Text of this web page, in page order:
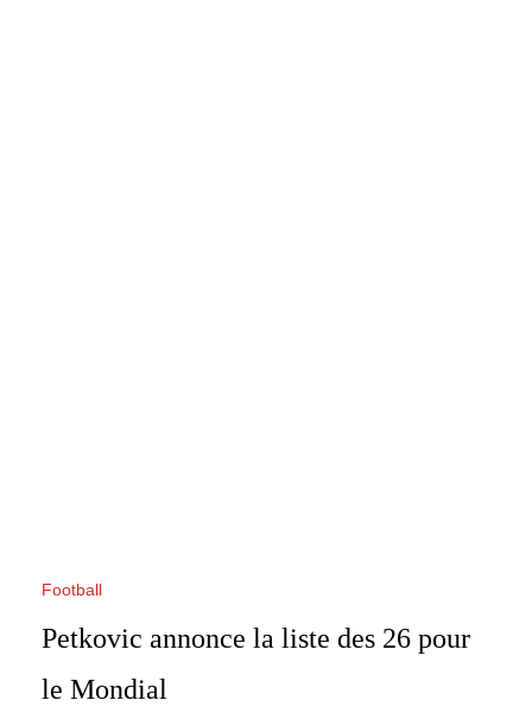
Football
Petkovic annonce la liste des 26 pour
le Mondial